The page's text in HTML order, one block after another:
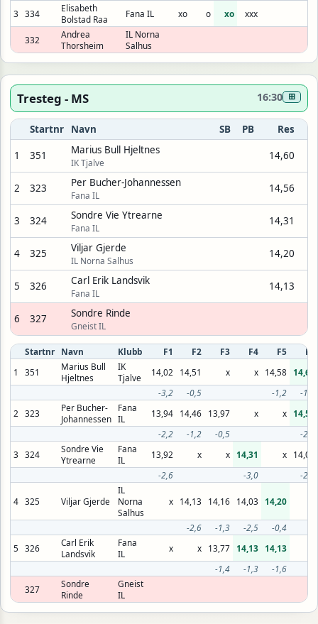
3 334
Elisabeth
Bolstad Raa
Fana IL xo o xo xxx
332
Andrea
Thorsheim
IL Norna
Salhus
Tresteg - MS 16:30 ⊞
Startnr Navn SB PB Res
1 351 Marius Bull Hjeltnes
IK Tjalve
14,60
2 323 Per Bucher-Johannessen
Fana IL
14,56
3 324 Sondre Vie Ytrearne
Fana IL
14,31
4 325 Viljar Gjerde
IL Norna Salhus
14,20
5 326 Carl Erik Landsvik
Fana IL
14,13
6 327 Sondre Rinde
Gneist IL
Startnr Navn Klubb F1 F2 F3 F4 F5
F6
1
351
Marius Bull
Hjeltnes
IK
Tjalve
14,02 14,51 x x 14,58
14,60
-3,2
-0,5 -1,2
-1,9
2 323
Per Bucher-
Johannessen
Fana
IL
13,94 14,46 13,97 x x
14,56
-2,2
-1,2 -0,5
-2,0
3
324
Sondre Vie
Ytrearne
Fana
IL
13,92 x x 14,31 x
14,05
-2,6
-3,0 -2,5
4 325 Viljar Gjerde
IL
Norna
Salhus
x 14,13 14,16 14,03 14,20
-2,6 -1,3 -2,5
-0,4
5
326
Carl Erik
Landsvik
Fana
IL
x x 13,77 14,13 14,13
-1,4
-1,3
-1,6
327
Sondre
Rinde
Gneist
IL